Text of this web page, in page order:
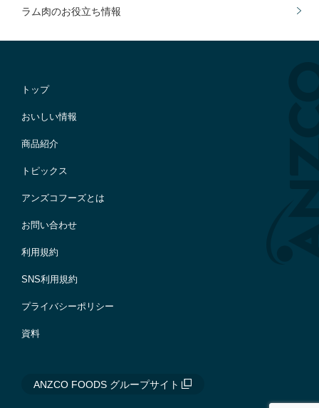
ラム肉のお役立ち情報
トップ
おいしい情報
商品紹介
トピックス
アンズコフーズとは
お問い合わせ
利用規約
SNS利用規約
プライバシーポリシー
資料
ANZCO FOODS グループサイト